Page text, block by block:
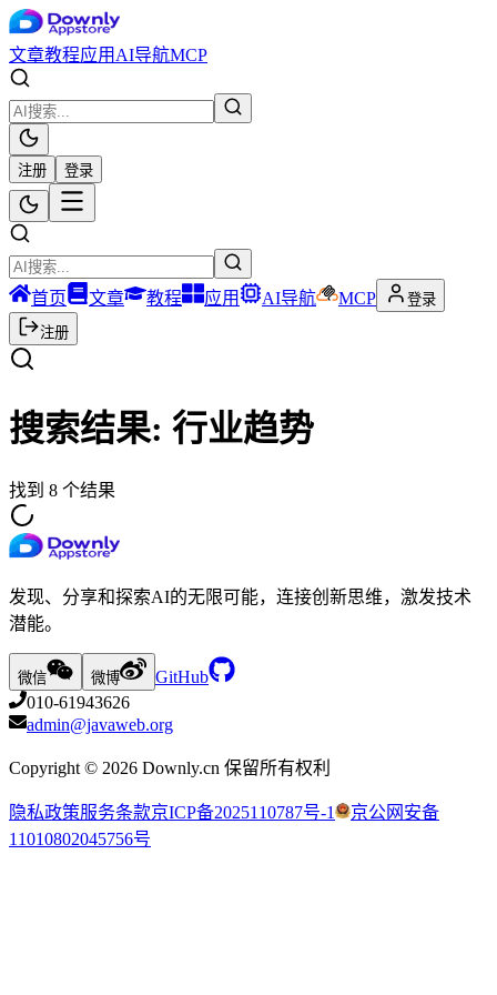
文章教程应用 AI导航MCP
注册 登录
首页 文章 教程 应用 AI导航 MCP
登录
注册
搜索结果: 行业趋势
找到 8 个结果
发现、分享和探索AI的无限可能，连接创新思维，激发技术
潜能。
微信 微博
GitHub
010-61943626
admin@javaweb.org
Copyright © 2026 Downly.cn 保留所有权利
隐私政策服务条款京ICP备2025110787号-1
京公网安备
11010802045756号